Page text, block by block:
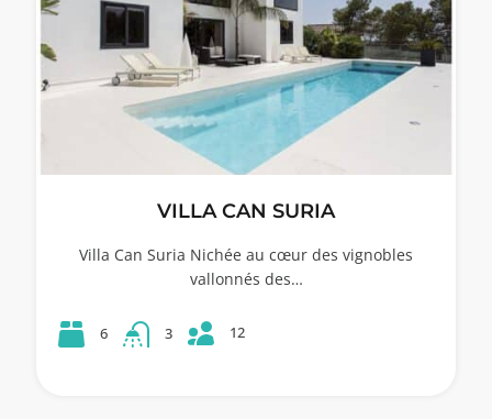
VILLA CAN SURIA
Villa Can Suria Nichée au cœur des vignobles
vallonnés des…
6 3 12